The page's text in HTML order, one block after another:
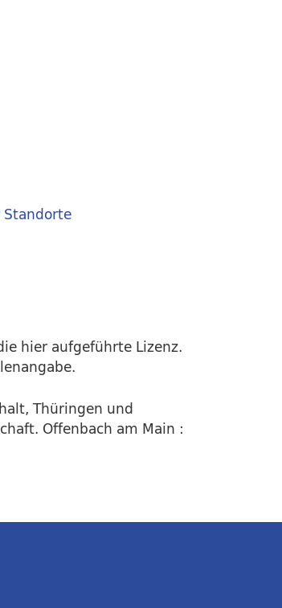
hier aufgeführte Lizenz.
Thüringen und
Offenbach am Main :